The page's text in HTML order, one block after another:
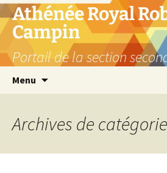
Aller
au
contenu
Athénée Royal
Campin
Portail de la section
Menu
Archives de